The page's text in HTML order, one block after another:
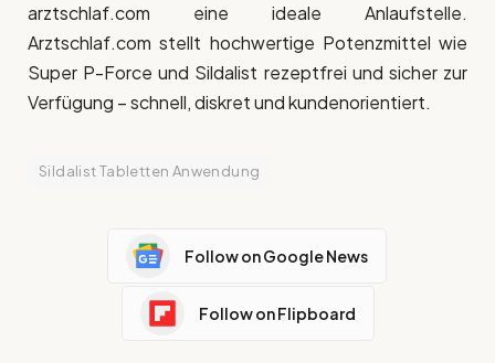
arztschlaf.com eine ideale Anlaufstelle.
Arztschlaf.com stellt hochwertige Potenzmittel wie
Super P-Force und Sildalist rezeptfrei und sicher zur
Verfügung – schnell, diskret und kundenorientiert.
Sildalist Tabletten Anwendung
Follow on Google News
Follow on Flipboard